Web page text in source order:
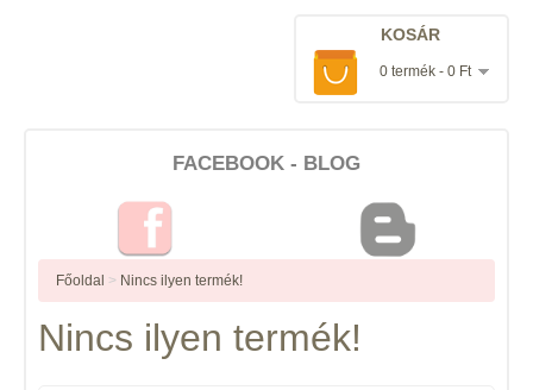
KOSÁR
0 termék - 0 Ft
FACEBOOK - BLOG
Főoldal > Nincs ilyen termék!
Nincs ilyen termék!